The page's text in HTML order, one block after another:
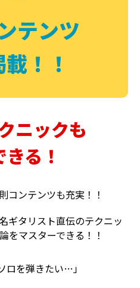
テンツ
！！
ニックも
る！
コンテンツも充実！！
ギタリスト直伝のテクニッ
をマスターできる！！
ロを弾きたい…」